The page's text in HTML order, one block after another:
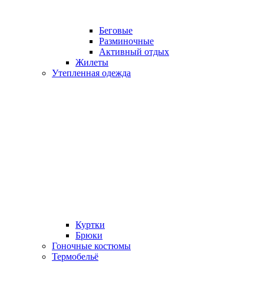
Беговые
Разминочные
Активный отдых
Жилеты
Утепленная одежда
Куртки
Брюки
Гоночные костюмы
Термобельё